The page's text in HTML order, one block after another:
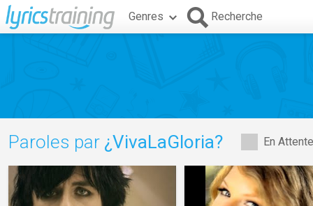
Genres Recherche
En
Paroles par ¿VivaLaGloria?